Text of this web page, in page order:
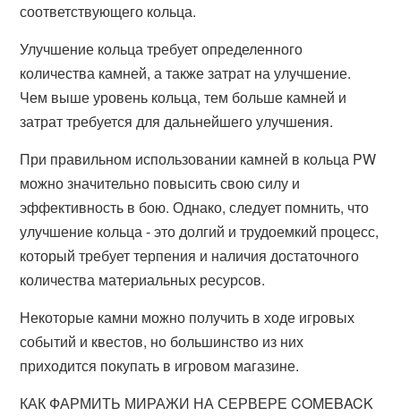
соответствующего кольца.
Улучшение кольца требует определенного
количества камней, а также затрат на улучшение.
Чем выше уровень кольца, тем больше камней и
затрат требуется для дальнейшего улучшения.
При правильном использовании камней в кольца PW
можно значительно повысить свою силу и
эффективность в бою. Однако, следует помнить, что
улучшение кольца - это долгий и трудоемкий процесс,
который требует терпения и наличия достаточного
количества материальных ресурсов.
Некоторые камни можно получить в ходе игровых
событий и квестов, но большинство из них
приходится покупать в игровом магазине.
КАК ФАРМИТЬ МИРАЖИ НА СЕРВЕРЕ COMEBACK